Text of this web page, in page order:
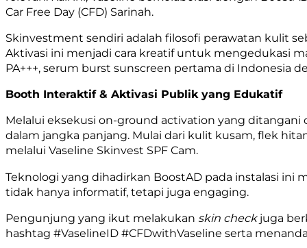
Car Free Day (CFD) Sarinah.
Skinvestment sendiri adalah filosofi perawatan kulit
Aktivasi ini menjadi cara kreatif untuk mengedukasi
PA+++, serum burst sunscreen pertama di Indonesia
Booth Interaktif & Aktivasi Publik yang Edukatif
Melalui eksekusi on-ground activation yang
dalam jangka panjang. Mulai dari kulit kusam, flek
melalui Vaseline Skinvest SPF Cam.
Teknologi yang dihadirkan BoostAD pada instalasi
tidak hanya informatif, tetapi juga engaging.
Pengunjung yang ikut melakukan skin checkjuga
hashtag #VaselineID #CFDwithVaseline serta